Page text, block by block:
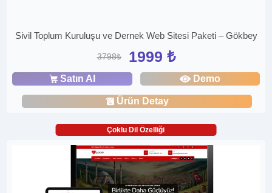
Sivil Toplum Kuruluşu ve Dernek Web Sitesi Paketi – Gökbey
3798₺ 1999 ₺
Satın Al Demo
Ürün Detay
Çoklu Dil Özelliği